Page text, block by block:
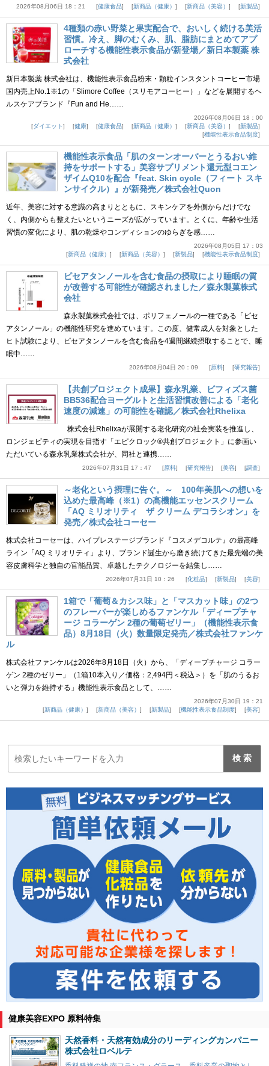
2026年08月06日 18：21 健康食品 新商品（健康） 新商品（美容） 新製品
4種類の赤い野菜と果実配合で、おいしく続ける美活
習慣。冷え、脚のむくみ、肌、脂肪にまとめてアプ
ローチする機能性表示食品が新登場／新日本製薬 株
式会社
新日本製薬 株式会社は、機能性表示食品粉末・顆粒インスタントコーヒー市場
国内売上No.1※1の「Slimore Coffee（スリモアコーヒー）」などを展開するヘ
ルスケアブランド『Fun and He……
2026年08月06日 18：00
ダイエット
健康 健康食品 新商品（健康） 新商品（美容）
新製品
機能性表示食品制度
機能性表示食品「肌のターンオーバーとうるおい維
持をサポートする」美容サプリメント還元型コエン
ザイムQ10を配合『feat. Skin cycle（フィート スキ
ンサイクル）』が新発売／株式会社Quon
近年、美容に対する意識の高まりとともに、スキンケアを外側からだけでな
く、内側からも整えたいというニーズが広がっています。とくに、年齢や生活
習慣の変化により、肌の乾燥やコンディションのゆらぎを感……
2026年08月05日 17：03
新商品（健康）
新商品（美容） 新製品 機能性表示食品制度
ピセアタンノールを含む食品の摂取により睡眠の質
が改善する可能性が確認されました／森永製菓株式
会社
森永製菓株式会社では、ポリフェノールの一種である「ピセ
アタンノール」の機能性研究を進めています。この度、健常成人を対象とした
ヒト試験により、ピセアタンノールを含む食品を4週間継続摂取することで、睡
眠中……
2026年08月04日 20：09 原料 研究報告
【共創プロジェクト成果】森永乳業、ビフィズス菌
BB536配合ヨーグルトと生活習慣改善による「老化
速度の減速」の可能性を確認／株式会社Rhelixa
株式会社Rhelixaが展開する老化研究の社会実装を推進し、
ロンジェビティの実現を目指す「エピクロック®共創プロジェクト」に参画い
ただいている森永乳業株式会社が、同社と連携……
2026年07月31日 17：47 原料 研究報告 美容 調査
～老化という摂理に告ぐ。～ 100年美肌への想いを
込めた最高峰（※1）の高機能エッセンスクリーム
「AQ ミリオリティ ザ クリーム デコラシオン」を
発売／株式会社コーセー
株式会社コーセーは、ハイプレステージブランド『コスメデコルテ』の最高峰
ライン「AQ ミリオリティ」より、ブランド誕生から磨き続けてきた最先端の美
容皮膚科学と独自の官能品質、卓越したテクノロジーを結集し……
2026年07月31日 10：26 化粧品 新製品 美容
1箱で「葡萄＆カシス味」と「マスカット味」の2つ
のフレーバーが楽しめるファンケル「ディープチャ
ージ コラーゲン 2種の葡萄ゼリー」（機能性表示食
品）8月18日（火）数量限定発売／株式会社ファンケ
ル
株式会社ファンケルは2026年8月18日（火）から、「ディープチャージ コラー
ゲン 2種のゼリー」（1箱10本入り／価格：2,494円＜税込＞）を「肌のうるお
いと弾力を維持する」機能性表示食品として、……
2026年07月30日 19：21
新商品（健康）
新商品（美容） 新製品 機能性表示食品制度 美容
健康美容EXPO 原料特集
天然香料・天然有効成分のリーディングカンパニー
株式会社ロベルテ